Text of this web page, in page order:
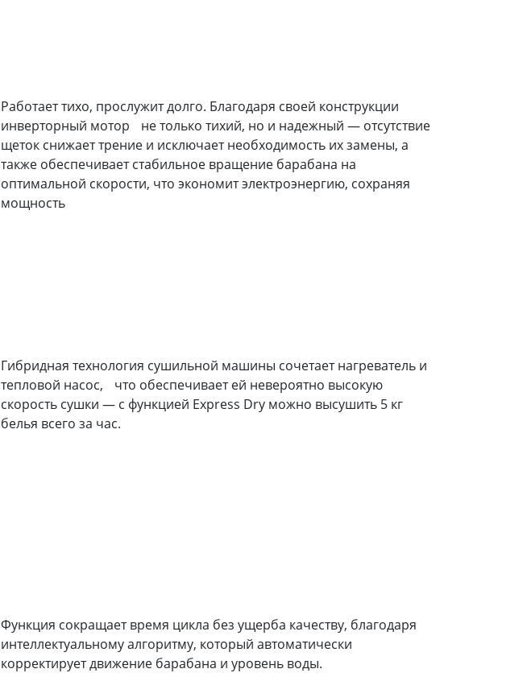
Работает тихо, прослужит долго. Благодаря своей конструкции
инверторный мотор не только тихий, но и надежный — отсутствие
щеток снижает трение и исключает необходимость их замены, а
также обеспечивает стабильное вращение барабана на
оптимальной скорости, что экономит электроэнергию, сохраняя
мощность
Гибридная технология сушильной машины сочетает нагреватель и
тепловой насос, что обеспечивает ей невероятно высокую
скорость сушки — с функцией Express Dry можно высушить 5 кг
белья всего за час.
Функция сокращает время цикла без ущерба качеству, благодаря
интеллектуальному алгоритму, который автоматически
корректирует движение барабана и уровень воды.